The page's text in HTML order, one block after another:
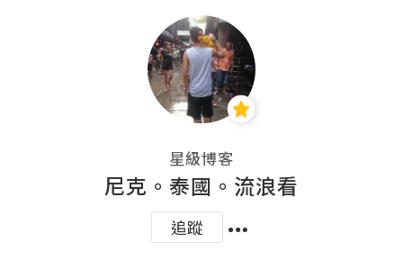
星級博客
尼克。泰國。流浪看
追蹤